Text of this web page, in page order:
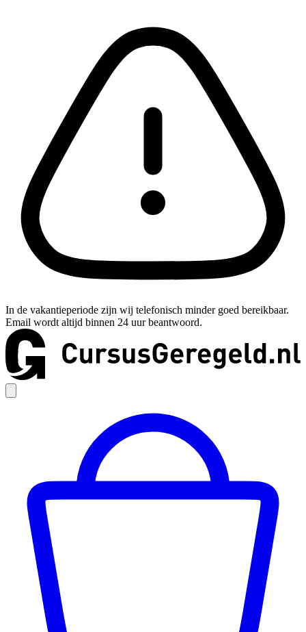
In de vakantieperiode zijn wij telefonisch minder goed bereikbaar.
Email wordt altijd binnen 24 uur beantwoord.